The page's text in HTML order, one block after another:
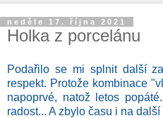
neděle 17. října 2021
Holka z porcelánu
Podařilo se mi splnit další
respekt. Protože kombinace
napoprvé, natož letos
radost... A zbylo času i na